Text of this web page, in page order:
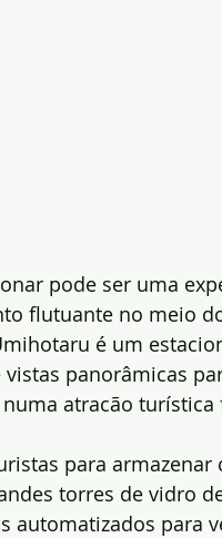
pode ser uma
flutuante no meio
é um
panorâmicas
atracão
para armazenar
torres de vidro
automatizados para